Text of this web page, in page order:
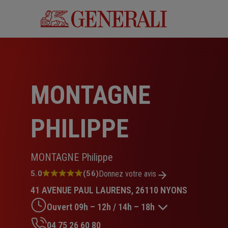
MONTAGNE
PHILIPPE
MONTAGNE Philippe
Note
5.0
sur
5
étoiles
5.0 (56)Donnez votre avis
41 AVENUE PAUL LAURENS, 26110 NYONS
Ouvert 09h – 12h / 14h – 18h
04 75 26 60 80